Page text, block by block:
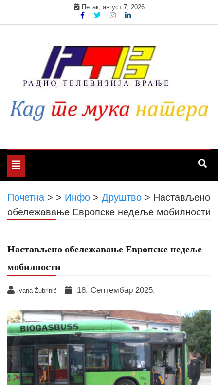
Петак, август 7, 2026
Toggle
navigation
Почетна > > Инфо > Друштво > Настављено
обележавање Европске недеље мобилности
Настављено обележавање Европске недеље
мобилности
Ivana Žubrinić 18. Септембар 2025.